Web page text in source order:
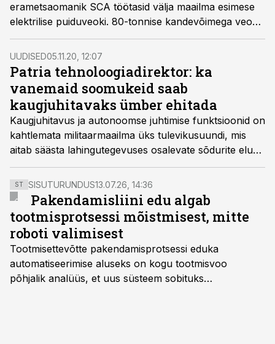
erametsaomanik SCA töötasid välja maailma esimese
elektrilise puiduveoki. 80-tonnise kandevõimega veok
transpordib puitu SCA Gimonäsis asuva puiduterminali
ja Obbola paberivabriku vahel.
UUDISED05.11.20, 12:07
Patria tehnoloogiadirektor: ka
vanemaid soomukeid saab
kaugjuhitavaks ümber ehitada
Kaugjuhitavus ja autonoomse juhtimise funktsioonid on
kahtlemata militaarmaailma üks tulevikusuundi, mis
aitab säästa lahingutegevuses osalevate sõdurite elusid
ning panustab erinevate juhiabi funktsioonidega ka
tsiviilsõidukite arengusse, aga see ei pea tähendama
ilmtingimata uute mehitamata masinate hankimist, ütleb
Patria Land äriüksuse tehnoloogiadirektori Matti
Saarikko.
ST SISUTURUNDUS13.07.26, 14:36
Pakendamisliini edu algab
tootmisprotsessi mõistmisest, mitte
roboti valimisest
Tootmisettevõtte pakendamisprotsessi eduka
automatiseerimise aluseks on kogu tootmisvoo
põhjalik analüüs, et uus süsteem sobituks